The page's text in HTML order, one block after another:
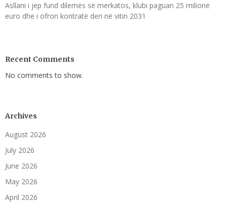
Asllani i jep fund dilemës së merkatos, klubi paguan 25 milionë
euro dhe i ofron kontratë deri në vitin 2031
Recent Comments
No comments to show.
Archives
August 2026
July 2026
June 2026
May 2026
April 2026